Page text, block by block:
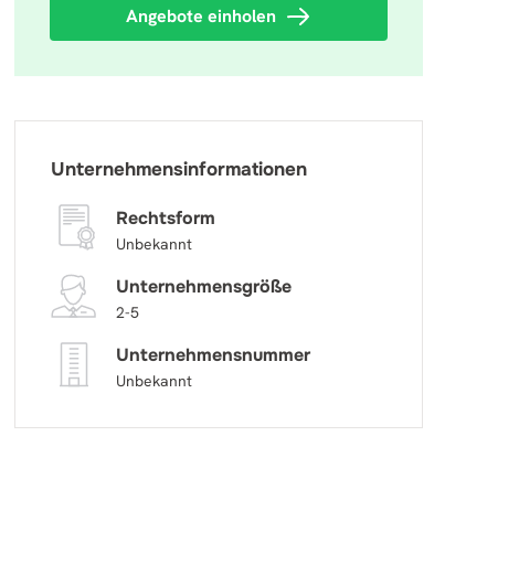
Angebote einholen
Unternehmensinformationen
Rechtsform
Unbekannt
Unternehmensgröße
2-5
Unternehmensnummer
Unbekannt